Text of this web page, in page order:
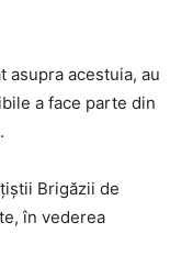
acestuia, au
a face parte din
Brigăzii de
în vederea